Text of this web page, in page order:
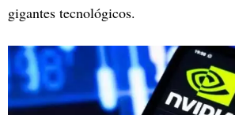
gigantes tecnológicos.